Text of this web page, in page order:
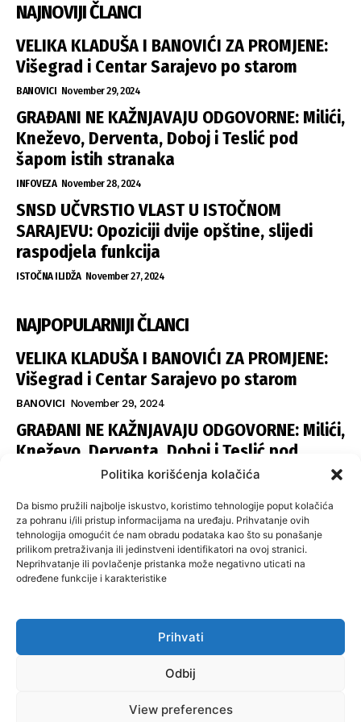
Politika korišćenja kolačića
Da bismo pružili najbolje iskustvo, koristimo tehnologije poput kolačića
za pohranu i/ili pristup informacijama na uređaju. Prihvatanje ovih
tehnologija omogućit će nam obradu podataka kao što su ponašanje
prilikom pretraživanja ili jedinstveni identifikatori na ovoj stranici.
Neprihvatanje ili povlačenje pristanka može negativno uticati na
određene funkcije i karakteristike
Prihvati
Odbij
View preferences
NAJNOVIJI ČLANCI
VELIKA KLADUŠA I BANOVIĆI ZA PROMJENE:
Višegrad i Centar Sarajevo po starom
BANOVICI November 29, 2024
GRAĐANI NE KAŽNJAVAJU ODGOVORNE: Milići,
Kneževo, Derventa, Doboj i Teslić pod
šapom istih stranaka
INFOVEZA November 28, 2024
SNSD UČVRSTIO VLAST U ISTOČNOM
SARAJEVU: Opoziciji dvije opštine, slijedi
raspodjela funkcija
ISTOČNA ILIDŽA November 27, 2024
NAJPOPULARNIJI ČLANCI
VELIKA KLADUŠA I BANOVIĆI ZA PROMJENE:
Višegrad i Centar Sarajevo po starom
BANOVICI November 29, 2024
GRAĐANI NE KAŽNJAVAJU ODGOVORNE: Milići,
Kneževo, Derventa, Doboj i Teslić pod
šapom istih stranaka
SNSD UČVRSTIO VLAST U ISTOČNOM
SARAJEVU: Opoziciji dvije opštine, slijedi
raspodjela funkcija
Politika privatnosti
Impresum